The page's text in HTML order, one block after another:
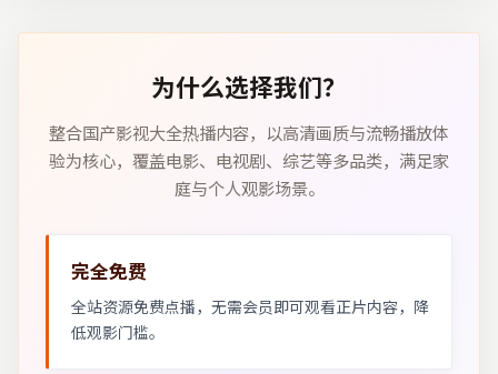
为什么选择我们？
整合国产影视大全热播内容，以高清画质与流畅播放体
验为核心，覆盖电影、电视剧、综艺等多品类，满足家
庭与个人观影场景。
完全免费
全站资源免费点播，无需会员即可观看正片内容，降
低观影门槛。